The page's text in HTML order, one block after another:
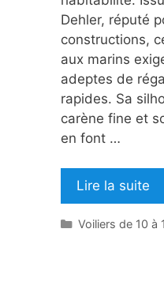
Dehler, réputé
constructions,
aux marins
adeptes de
rapides. Sa
carène fine et
en font …
Lire la suite
Catégories
Voiliers de 10 à